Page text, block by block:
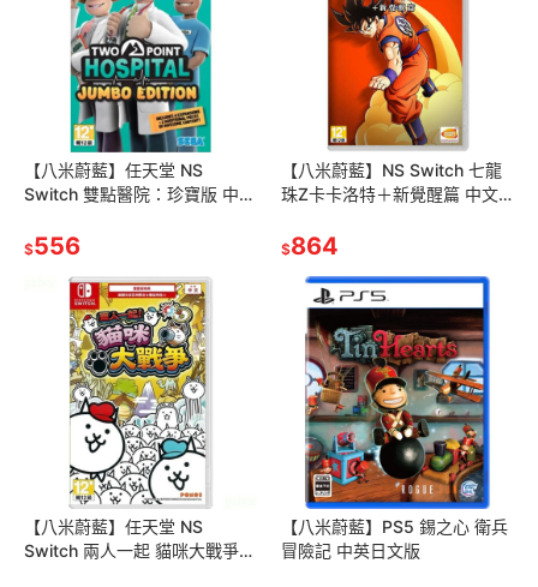
【八米蔚藍】任天堂 NS
Switch 雙點醫院：珍寶版 中文
$556
【八米蔚藍】NS Switch 七龍
珠Z卡卡洛特＋新覺醒篇 中文
$864
【八米蔚藍】任天堂 NS
Switch 兩人一起 貓咪大戰爭
【八米蔚藍】PS5 錫之心 衛兵
冒險記 中英日文版